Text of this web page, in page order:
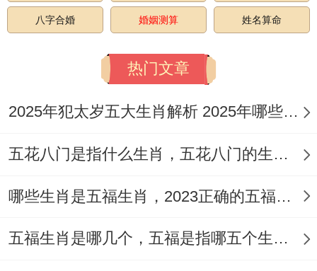
八字合婚 婚姻测算 姓名算命
热门文章
2025年犯太岁五大生肖解析 2025年哪些生肖会犯太岁
五花八门是指什么生肖，五花八门的生肖究竟是谁？
哪些生肖是五福生肖，2023正确的五福生肖是哪5位
五福生肖是哪几个，五福是指哪五个生肖动物